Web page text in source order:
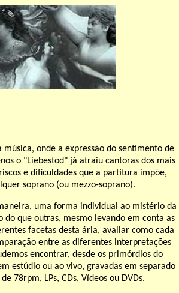
onde a expressão do sentimento de
o "Liebestod" já atraiu cantoras dos mais
e dificuldades que a partitura impõe,
soprano (ou mezzo-soprano).
uma forma individual ao mistério da
do que outras, mesmo levando em conta as
facetas desta ária, avaliar como cada
entre as diferentes interpretações
encontrar, desde os primórdios do
estúdio ou ao vivo, gravadas em separado
78rpm, LPs, CDs, Vídeos ou DVDs.